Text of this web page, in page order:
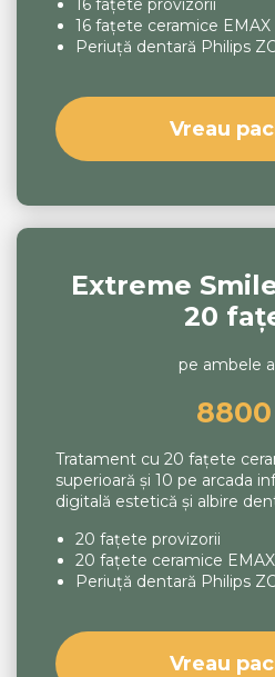
16 fațete provizorii
16 fațete ceramice EMAX
Periuță dentară Philips
Vreau
Extreme
20
pe ambele
Tratament cu 20 fațete
superioară și 10 pe arcada
digitală estetică și albire
20 fațete provizorii
20 fațete ceramice EMAX
Periuță dentară Philips
Vreau